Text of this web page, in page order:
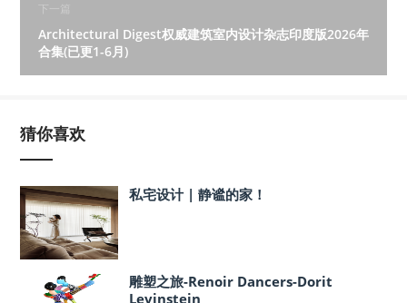
下一篇
Architectural Digest权威建筑室内设计杂志印度版2026年
合集(已更1-6月)
猜你喜欢
私宅设计 | 静谧的家！
雕塑之旅-Renoir Dancers-Dorit
Levinstein